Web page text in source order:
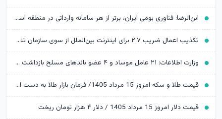
ابن‌الرضا: فناوری بومی ایران، برتر از هر سامانه وارداتی در منطقه است
تکذیب اعمال ضریب ۲.۷ برای اینترنت بین‌الملل از سوی سازمان تنظیم مقررات
وزارت اطلاعات: ۲۱ عامل موساد و ۴ عضو باندهای مسلح بازداشت شدند
قیمت طلا و سکه امروز 15 مرداد 1405/ فرمان بازار طلا به دست اونس جهانی افتاد
قیمت دلار امروز 15 مرداد 1405 / دلار ۴ هزار تومان ریخت